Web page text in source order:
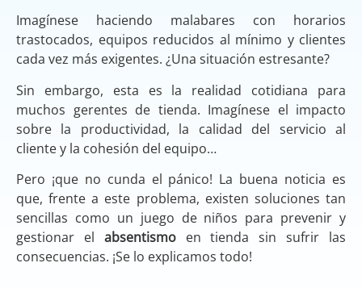
Imagínese haciendo malabares con horarios
trastocados, equipos reducidos al mínimo y clientes
cada vez más exigentes. ¿Una situación estresante?
Sin embargo, esta es la realidad cotidiana para
muchos gerentes de tienda. Imagínese el impacto
sobre la productividad, la calidad del servicio al
cliente y la cohesión del equipo…
Pero ¡que no cunda el pánico! La buena noticia es
que, frente a este problema, existen soluciones tan
sencillas como un juego de niños para prevenir y
gestionar el absentismoen tienda sin sufrir las
consecuencias. ¡Se lo explicamos todo!